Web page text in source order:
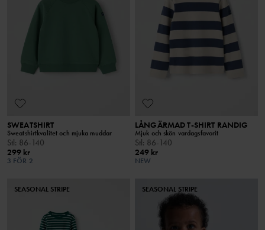
SWEATSHIRT
Sweatshirtkvalitet och mjuka muddar
Stl: 86-140
299 kr
3 FÖR 2
LÅNGÄRMAD T-SHIRT RANDIG
Mjuk och skön vardagsfavorit
Stl: 86-140
249 kr
NEW
SEASONAL STRIPE SEASONAL STRIPE